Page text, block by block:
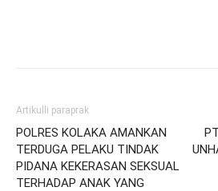
Artikulli paraprak
POLRES KOLAKA AMANKAN
TERDUGA PELAKU TINDAK
PIDANA KEKERASAN SEKSUAL
TERHADAP ANAK YANG